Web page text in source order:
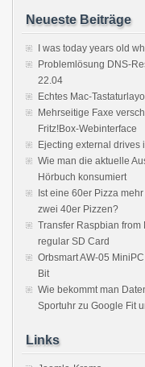
Neueste Beiträge
I was today years old
Problemlösung DNS-
22.04
Echtes Mac-
Mehrseitige Faxe
Fritz!Box-Webinterface
Ejecting external drives
Wie man die aktuelle
Hörbuch konsumiert
Ist eine 60er Pizza
zwei 40er Pizzen?
Transfer Raspbian from
regular SD Card
Orbsmart AW-05
Bit
Wie bekommt man
Sportuhr zu Google Fit
Links